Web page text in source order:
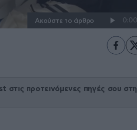
Ακούστε το άρθρο
στις προτεινόμενες πηγές σου στη